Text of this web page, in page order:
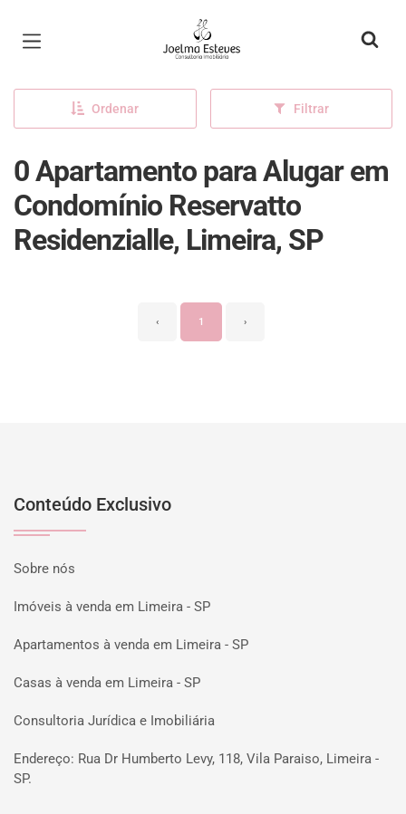
Página inicial
Ordenar Filtrar
0 Apartamento para Alugar em
Condomínio Reservatto
Residenzialle, Limeira, SP
‹ 1 ›
Conteúdo Exclusivo
Sobre nós
Imóveis à venda em Limeira - SP
Apartamentos à venda em Limeira - SP
Casas à venda em Limeira - SP
Consultoria Jurídica e Imobiliária
Endereço: Rua Dr Humberto Levy, 118, Vila Paraiso, Limeira -
SP.